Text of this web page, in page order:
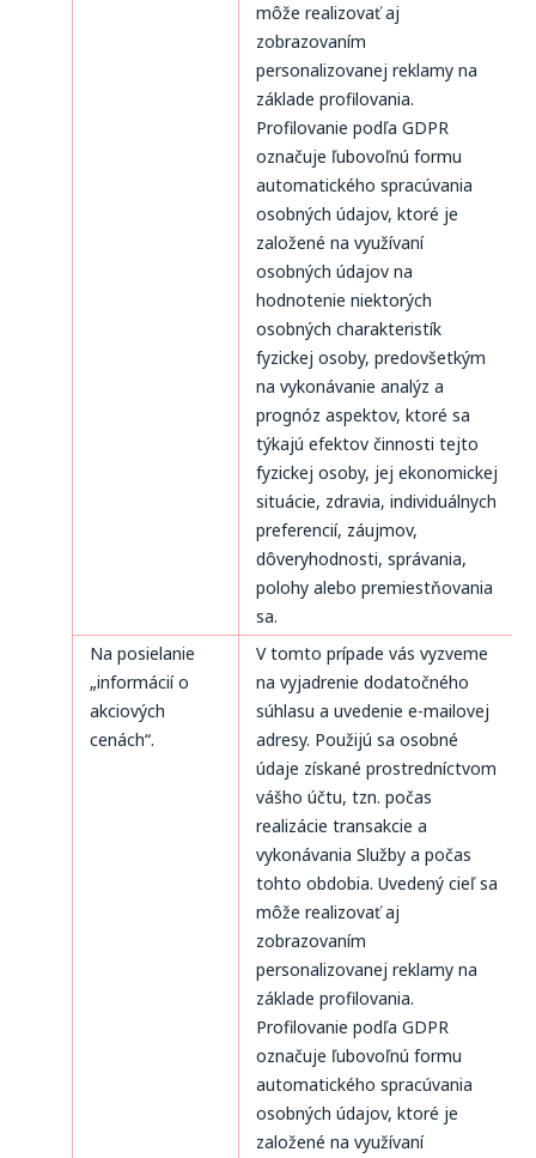
môže realizovať aj
zobrazovaním
personalizovanej reklamy na
základe profilovania.
Profilovanie podľa GDPR
označuje ľubovoľnú formu
automatického spracúvania
osobných údajov, ktoré je
založené na využívaní
osobných údajov na
hodnotenie niektorých
osobných charakteristík
fyzickej osoby, predovšetkým
na vykonávanie analýz a
prognóz aspektov, ktoré sa
týkajú efektov činnosti tejto
fyzickej osoby, jej ekonomickej
situácie, zdravia, individuálnych
preferencií, záujmov,
dôveryhodnosti, správania,
polohy alebo premiestňovania
sa.
Na posielanie
„informácií o
akciových
cenách“.
V tomto prípade vás vyzveme
na vyjadrenie dodatočného
súhlasu a uvedenie e-mailovej
adresy. Použijú sa osobné
údaje získané prostredníctvom
vášho účtu, tzn. počas
realizácie transakcie a
vykonávania Služby a počas
tohto obdobia. Uvedený cieľ sa
môže realizovať aj
zobrazovaním
personalizovanej reklamy na
základe profilovania.
Profilovanie podľa GDPR
označuje ľubovoľnú formu
automatického spracúvania
osobných údajov, ktoré je
založené na využívaní